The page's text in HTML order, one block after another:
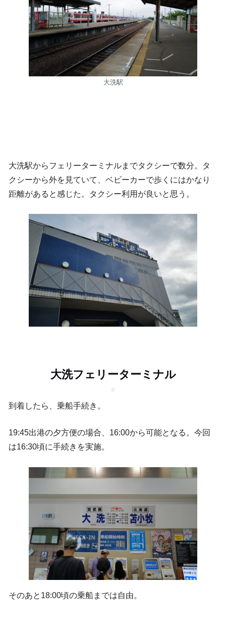
大洗駅
大洗駅からフェリーターミナルまでタクシーで数分。タ
クシーから外を見ていて、ベビーカーで歩くにはかなり
距離があると感じた。タクシー利用が良いと思う。
大洗フェリーターミナル
到着したら、乗船手続き。
19:45出港の夕方便の場合、16:00から可能となる。今回
は16:30頃に手続きを実施。
そのあと18:00頃の乗船までは自由。